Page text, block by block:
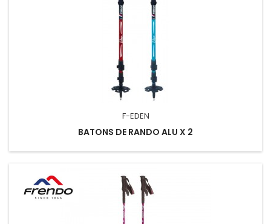
F-EDEN
BATONS DE RANDO ALU X 2